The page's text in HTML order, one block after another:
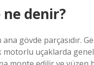
denir?
ana gövde
motorlu uçaklarda